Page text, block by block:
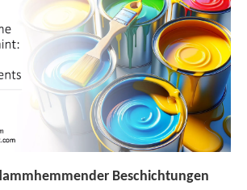
Beschichtungen